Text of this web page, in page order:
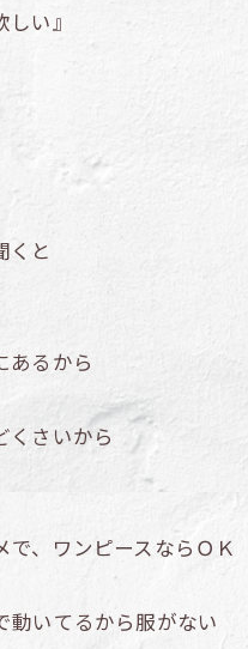
い』
くと
あるから
くさいから
、ワンピースならＯＫ
動いてるから服がない